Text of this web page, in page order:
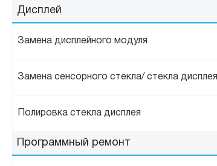
Дисплей
Замена дисплейного модуля
Замена сенсорного стекла/ стекла дисплея
Полировка стекла дисплея
Программный ремонт